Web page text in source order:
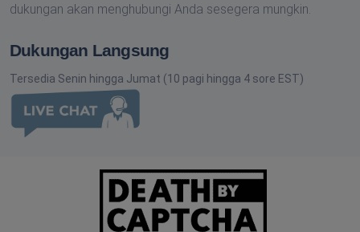
dukungan akan menghubungi Anda sesegera mungkin.
Dukungan Langsung
Tersedia Senin hingga Jumat (10 pagi hingga 4 sore EST)